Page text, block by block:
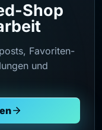
Shop
Favoriten-
und